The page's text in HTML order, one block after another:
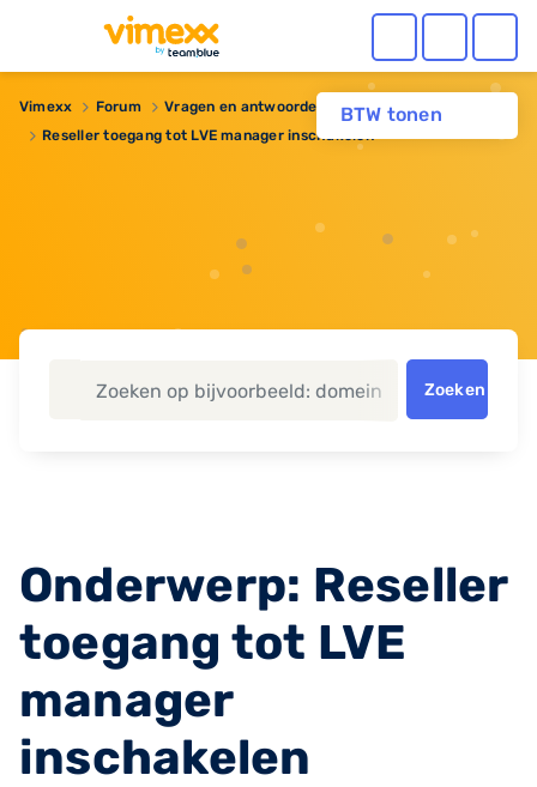
BTW tonen
Vimexx Forum Vragen en antwoorden
Reseller hosting
Reseller toegang tot LVE manager inschakelen
Zoeken
Onderwerp: Reseller
toegang tot LVE
manager
inschakelen